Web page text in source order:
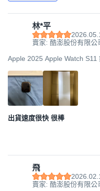
林*平
賣家: 酷澎股份有限公
Apple 2025 Apple Watch S11
出貨速度很快 很棒
飛
賣家: 酷澎股份有限公